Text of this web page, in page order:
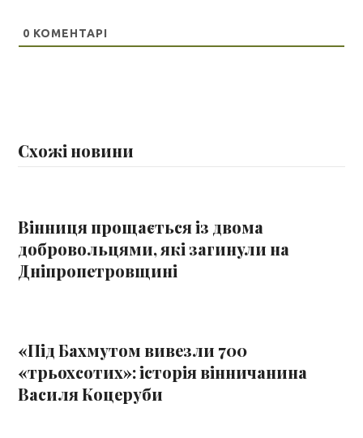
0 КОМЕНТАРІ
Схожі новини
Вінниця прощається із двома
добровольцями, які загинули на
Дніпропетровщині
«Під Бахмутом вивезли 700
«трьохсотих»: історія вінничанина
Василя Коцеруби